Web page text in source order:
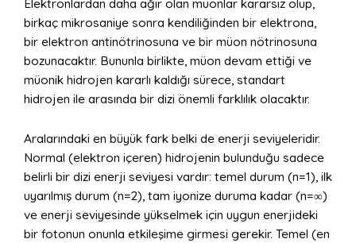
Elektronlardan daha ağır olan müonlar kararsız olup,
birkaç mikrosaniye sonra kendiliğinden bir elektrona,
bir elektron antinötrinosuna ve bir müon nötrinosuna
bozunacaktır. Bununla birlikte, müon devam ettiği ve
müonik hidrojen kararlı kaldığı sürece, standart
hidrojen ile arasında bir dizi önemli farklılık olacaktır.
Aralarındaki en büyük fark belki de enerji seviyeleridir.
Normal (elektron içeren) hidrojenin bulunduğu sadece
belirli bir dizi enerji seviyesi vardır: temel durum (n=1), ilk
uyarılmış durum (n=2), tam iyonize duruma kadar (n=∞)
ve enerji seviyesinde yükselmek için uygun enerjideki
bir fotonun onunla etkileşime girmesi gerekir. Temel (en